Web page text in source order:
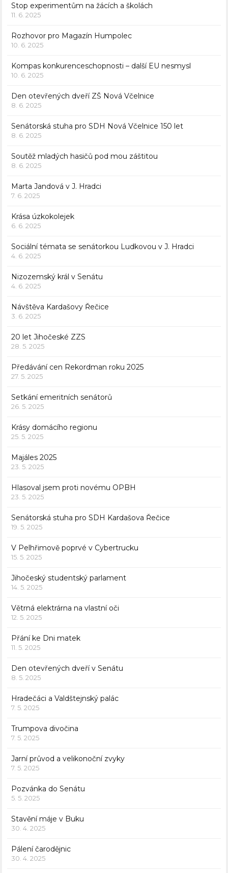
Stop experimentům na žácích a školách
11. 6. 2025
Rozhovor pro Magazín Humpolec
10. 6. 2025
Kompas konkurenceschopnosti – další EU nesmysl
10. 6. 2025
Den otevřených dveří ZŠ Nová Včelnice
8. 6. 2025
Senátorská stuha pro SDH Nová Včelnice 150 let
8. 6. 2025
Soutěž mladých hasičů pod mou záštitou
8. 6. 2025
Marta Jandová v J. Hradci
7. 6. 2025
Krása úzkokolejek
6. 6. 2025
Sociální témata se senátorkou Ludkovou v J. Hradci
4. 6. 2025
Nizozemský král v Senátu
4. 6. 2025
Návštěva Kardašovy Řečice
3. 6. 2025
20 let Jihočeské ZZS
28. 5. 2025
Předávání cen Rekordman roku 2025
27. 5. 2025
Setkání emeritních senátorů
26. 5. 2025
Krásy domácího regionu
25. 5. 2025
Majáles 2025
23. 5. 2025
Hlasoval jsem proti novému OPBH
23. 5. 2025
Senátorská stuha pro SDH Kardašova Řečice
19. 5. 2025
V Pelhřimově poprvé v Cybertrucku
15. 5. 2025
Jihočeský studentský parlament
14. 5. 2025
Větrná elektrárna na vlastní oči
12. 5. 2025
Přání ke Dni matek
11. 5. 2025
Den otevřených dveří v Senátu
8. 5. 2025
Hradečáci a Valdštejnský palác
7. 5. 2025
Trumpova divočina
7. 5. 2025
Jarní průvod a velikonoční zvyky
7. 5. 2025
Pozvánka do Senátu
5. 5. 2025
Stavění máje v Buku
30. 4. 2025
Pálení čarodějnic
30. 4. 2025